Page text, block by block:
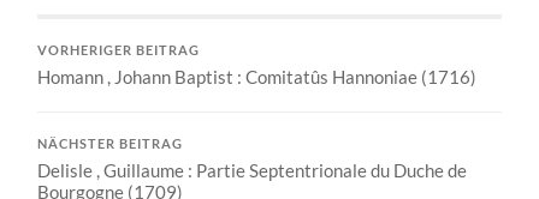
VORHERIGER BEITRAG
Homann , Johann Baptist : Comitatûs Hannoniae (1716)
NÄCHSTER BEITRAG
Delisle , Guillaume : Partie Septentrionale du Duche de
Bourgogne (1709)